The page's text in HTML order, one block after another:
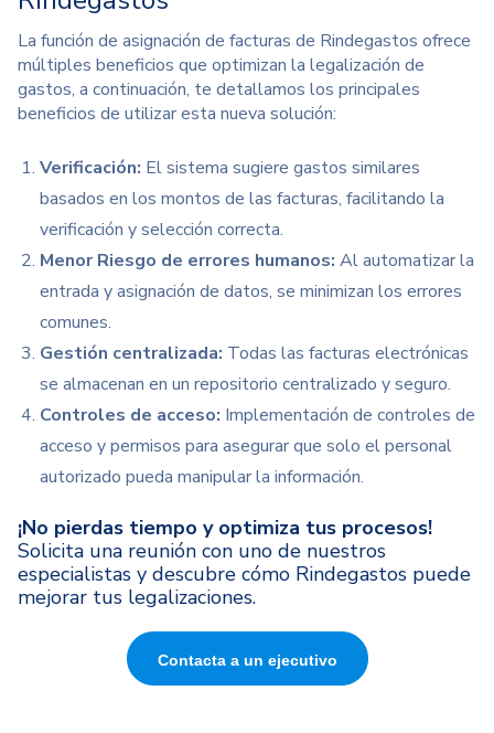
La función de asignación de facturas de Rindegastos ofrece
múltiples beneficios que optimizan la legalización de
gastos, a continuación, te detallamos los principales
beneficios de utilizar esta nueva solución:
Verificación: El sistema sugiere gastos similares
basados en los montos de las facturas, facilitando la
verificación y selección correcta.
Menor Riesgo de errores humanos: Al automatizar la
entrada y asignación de datos, se minimizan los errores
comunes.
Gestión centralizada: Todas las facturas electrónicas
se almacenan en un repositorio centralizado y seguro.
Controles de acceso: Implementación de controles de
acceso y permisos para asegurar que solo el personal
autorizado pueda manipular la información.
¡No pierdas tiempo y optimiza tus procesos!
Solicita una reunión con uno de nuestros
especialistas y descubre cómo Rindegastos puede
mejorar tus legalizaciones.
Contacta a un ejecutivo